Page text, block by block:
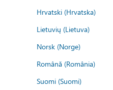
Hrvatski (Hrvatska)
Lietuvių (Lietuva)
Norsk (Norge)
Română (România)
Suomi (Suomi)